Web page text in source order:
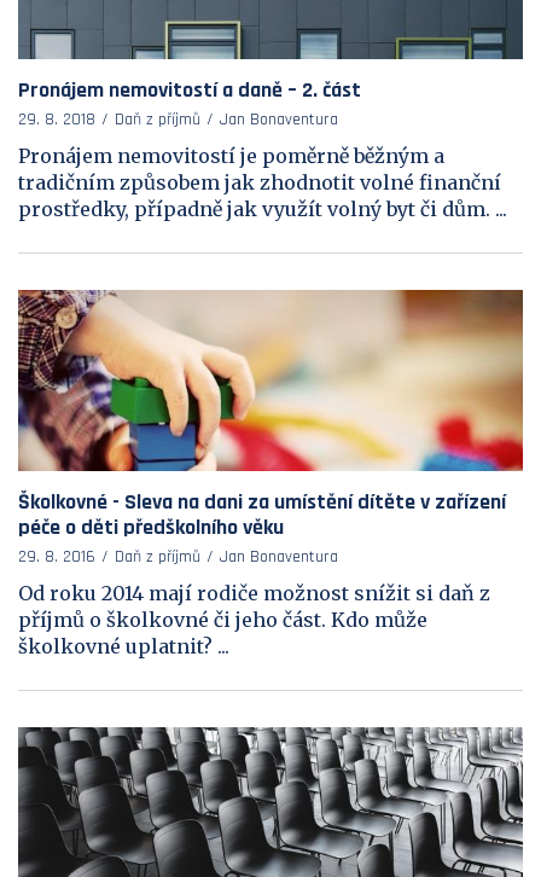
Pronájem nemovitostí a daně – 2. část
29. 8. 2018 Daň z příjmů Jan Bonaventura
Pronájem nemovitostí je poměrně běžným a
tradičním způsobem jak zhodnotit volné finanční
prostředky, případně jak využít volný byt či dům. ...
Školkovné - Sleva na dani za umístění dítěte v zařízení
péče o děti předškolního věku
29. 8. 2016 Daň z příjmů Jan Bonaventura
Od roku 2014 mají rodiče možnost snížit si daň z
příjmů o školkovné či jeho část. Kdo může
školkovné uplatnit? ...